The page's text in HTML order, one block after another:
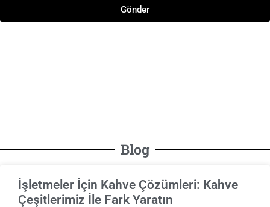
Gönder
Blog
İşletmeler İçin Kahve Çözümleri: Kahve
Çeşitlerimiz İle Fark Yaratın